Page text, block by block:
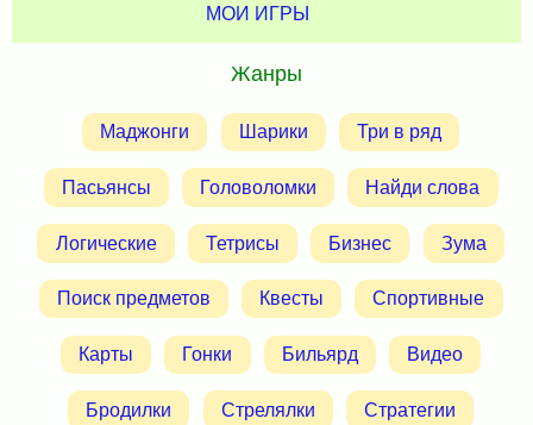
МОИ ИГРЫ
Жанры
Маджонги Шарики Три в ряд
Пасьянсы Головоломки Найди слова
Логические Тетрисы Бизнес Зума
Поиск предметов Квесты Спортивные
Карты Гонки Бильярд Видео
Бродилки Стрелялки Стратегии